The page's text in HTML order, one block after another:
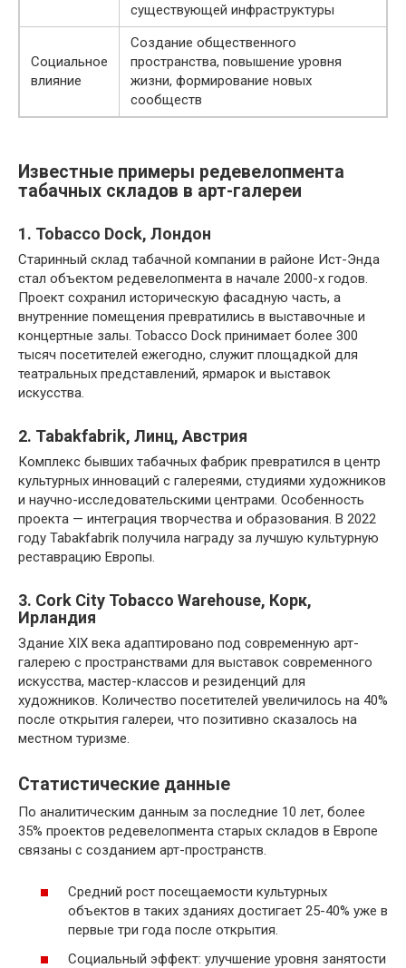
существующей инфраструктуры
Социальное
влияние
Создание общественного
пространства, повышение уровня
жизни, формирование новых
сообществ
Известные примеры редевелопмента
табачных складов в арт-галереи
1. Tobacco Dock, Лондон
Старинный склад табачной компании в районе Ист-Энда
стал объектом редевелопмента в начале 2000-х годов.
Проект сохранил историческую фасадную часть, а
внутренние помещения превратились в выставочные и
концертные залы. Tobacco Dock принимает более 300
тысяч посетителей ежегодно, служит площадкой для
театральных представлений, ярмарок и выставок
искусства.
2. Tabakfabrik, Линц, Австрия
Комплекс бывших табачных фабрик превратился в центр
культурных инноваций с галереями, студиями художников
и научно-исследовательскими центрами. Особенность
проекта — интеграция творчества и образования. В 2022
году Tabakfabrik получила награду за лучшую культурную
реставрацию Европы.
3. Cork City Tobacco Warehouse, Корк,
Ирландия
Здание XIX века адаптировано под современную арт-
галерею с пространствами для выставок современного
искусства, мастер-классов и резиденций для
художников. Количество посетителей увеличилось на 40%
после открытия галереи, что позитивно сказалось на
местном туризме.
Статистические данные
По аналитическим данным за последние 10 лет, более
35% проектов редевелопмента старых складов в Европе
связаны с созданием арт-пространств.
Средний рост посещаемости культурных
объектов в таких зданиях достигает 25-40% уже в
первые три года после открытия.
Социальный эффект: улучшение уровня занятости